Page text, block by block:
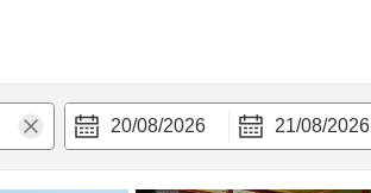
20/08/2026 21/08/2026